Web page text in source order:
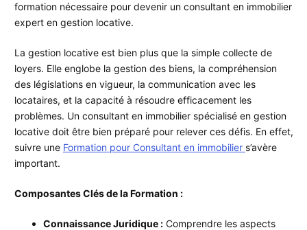
formation nécessaire pour devenir un consultant en immobilier
expert en gestion locative.
La gestion locative est bien plus que la simple collecte de
loyers. Elle englobe la gestion des biens, la compréhension
des législations en vigueur, la communication avec les
locataires, et la capacité à résoudre efficacement les
problèmes. Un consultant en immobilier spécialisé en gestion
locative doit être bien préparé pour relever ces défis. En effet,
suivre une Formation pour Consultant en immobilier s’avère
important.
Composantes Clés de la Formation :
Connaissance Juridique : Comprendre les aspects